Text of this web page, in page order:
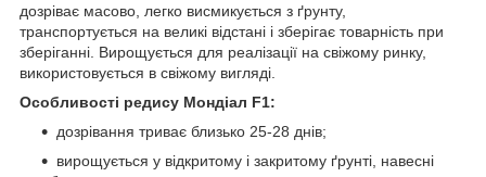
дозріває масово, легко висмикується з ґрунту,
транспортується на великі відстані і зберігає товарність при
зберіганні. Вирощується для реалізації на свіжому ринку,
використовується в свіжому вигляді.
Особливості редису Мондіал F1:
дозрівання триває близько 25-28 днів;
вирощується у відкритому і закритому ґрунті, навесні